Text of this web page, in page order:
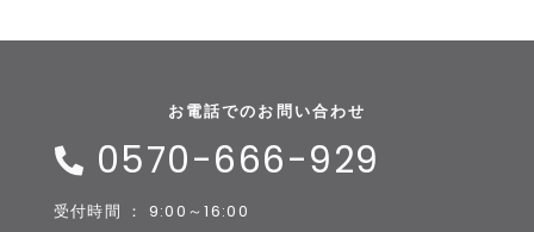
お電話でのお問い合わせ
0570-666-929
受付時間 ： 9:00～16:00